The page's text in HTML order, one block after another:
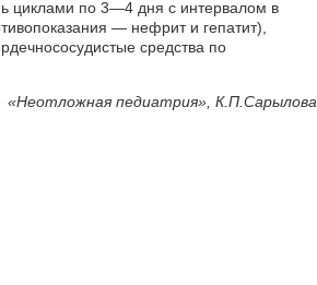
циклами по 3—4 дня с интервалом в
— нефрит и гепатит),
средства по
«Неотложная педиатрия», К.П.Сарылова